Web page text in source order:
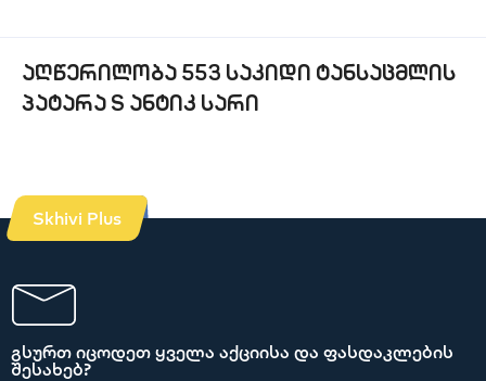
აღწერილობა 553 საკიდი ტანსაცმლის
პატარა S ანტიკ სარი
Skhivi Plus
გსურთ იცოდეთ ყველა აქციისა და ფასდაკლების
შესახებ?